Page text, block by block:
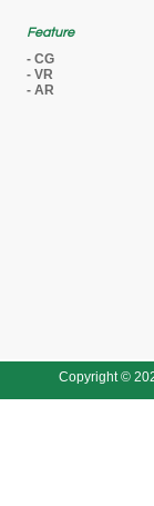
Feature
CG
VR
AR
Copyright ©